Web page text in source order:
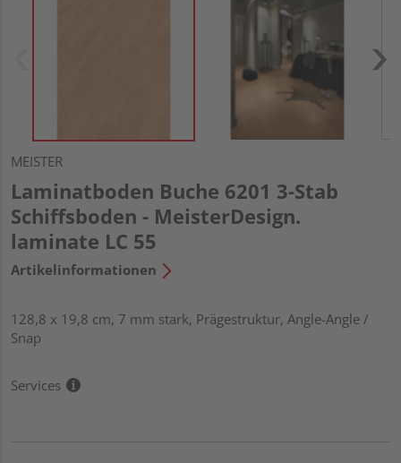
MEISTER
Laminatboden Buche 6201 3-Stab
Schiffsboden - MeisterDesign.
laminate LC 55
Artikelinformationen
128,8 x 19,8 cm, 7 mm stark, Prägestruktur, Angle-Angle /
Snap
Services